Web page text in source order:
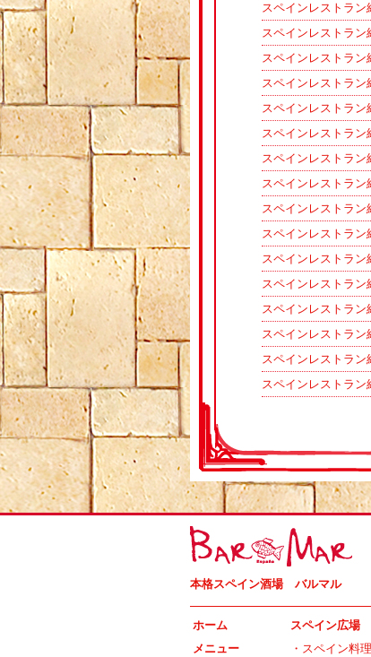
スペインレストラン
スペインレストラン
スペインレストラン
スペインレストラン
スペインレストラン
スペインレストラン
スペインレストラン
スペインレストラン
スペインレストラン
スペインレストラン
スペインレストラン
スペインレストラン
スペインレストラン
スペインレストラン
スペインレストラン
スペインレストラン
本格スペイン酒場 バルマル
ホーム
メニュー
スペイン広場
・ スペイン料理